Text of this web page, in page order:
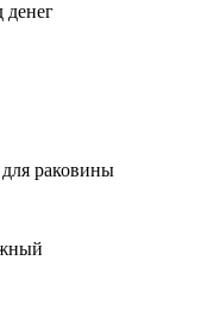
денег
раковины